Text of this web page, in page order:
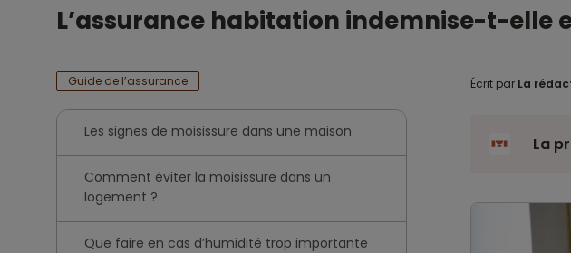
L’assurance habitation indemnise-t-elle
Guide de l’assurance
Les signes de moisissure dans une maison
Comment éviter la moisissure dans un
logement ?
Que faire en cas d’humidité trop importante
Écrit par La
La